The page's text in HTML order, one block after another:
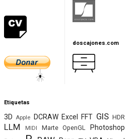
doscajones.com
Etiquetas
3D Apple DCRAW Excel FFT GIS HDR
LLM MIDI Marte OpenGL Photoshop